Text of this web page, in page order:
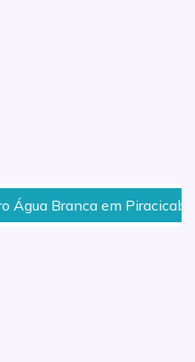
Piracicaba